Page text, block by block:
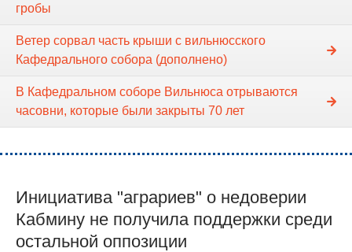
гробы
Ветер сорвал часть крыши с вильнюсского
Кафедрального собора (дополнено)
В Кафедральном соборе Вильнюса отрываются
часовни, которые были закрыты 70 лет
Инициатива "аграриев" о недоверии
Кабмину не получила поддержки среди
остальной оппозиции